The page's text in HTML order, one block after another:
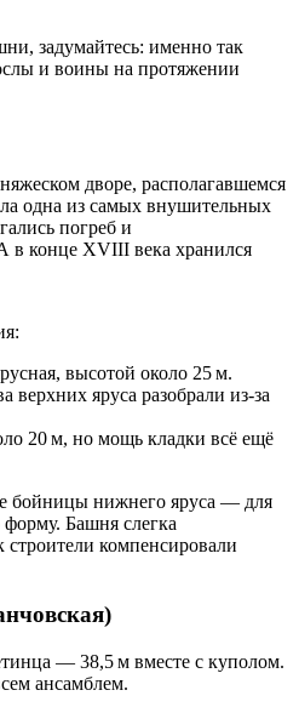
задумайтесь: именно так
и воины на протяжении
дворе, располагавшемся
одна из самых внушительных
погреб и
в конце XVIII века хранился
высотой около 25 м.
яруса разобрали из‑за
20 м, но мощь кладки всё ещё
бойницы нижнего яруса — для
Башня слегка
строители компенсировали
— 38,5 м вместе с куполом.
ансамблем.